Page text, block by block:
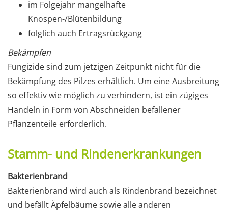
im Folgejahr mangelhafte
Knospen-/Blütenbildung
folglich auch Ertragsrückgang
Bekämpfen
Fungizide sind zum jetzigen Zeitpunkt nicht für die
Bekämpfung des Pilzes erhältlich. Um eine Ausbreitung
so effektiv wie möglich zu verhindern, ist ein zügiges
Handeln in Form von Abschneiden befallener
Pflanzenteile erforderlich.
Stamm- und Rindenerkrankungen
Bakterienbrand
Bakterienbrand wird auch als Rindenbrand bezeichnet
und befällt Äpfelbäume sowie alle anderen